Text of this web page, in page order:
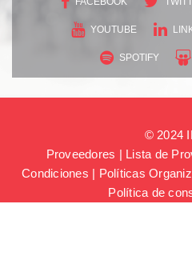
YOUTUBE
SPOTIFY
© 2024
Proveedores | Lista de
Condiciones | Políticas
Política de